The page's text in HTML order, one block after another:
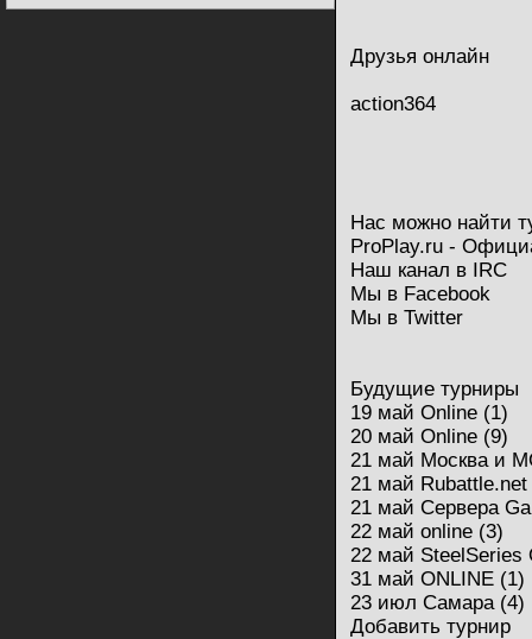
Друзья онлайн
action364
Нас можно найти
ProPlay.ru -
Наш канал в IRC
Мы в Facebook
Мы в Twitter
Будущие турниры
19 май Online (1)
20 май Online (9)
21 май Москва и
21 май Rubattle.net
21 май Сервера
22 май online (3)
22 май SteelSeries
31 май ONLINE (1)
23 июл Самара (4)
Добавить турнир